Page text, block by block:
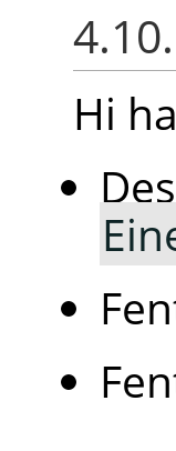
Hi